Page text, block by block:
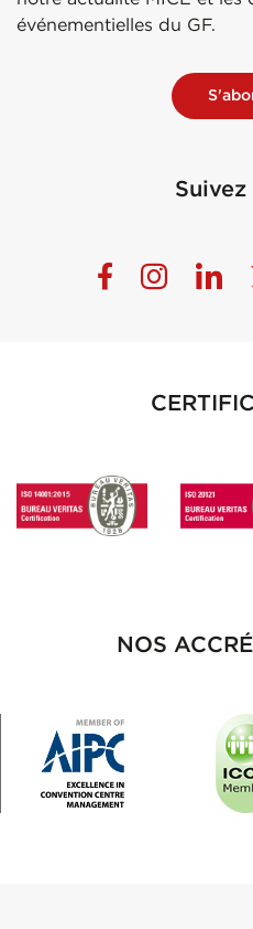
événementielles du GF.
Suivez
NOS